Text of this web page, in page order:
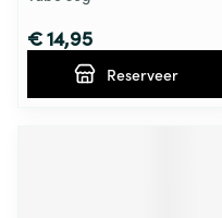
€ 14,95
Reserveer